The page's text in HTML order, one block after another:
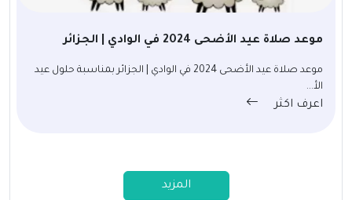
موعد صلاة عيد الأضحى 2024 في الوادي | الجزائر
موعد صلاة عيد الأضحى 2024 في الوادي | الجزائر بمناسبة حلول عيد
الأ...
اعرف اكثر
المزيد